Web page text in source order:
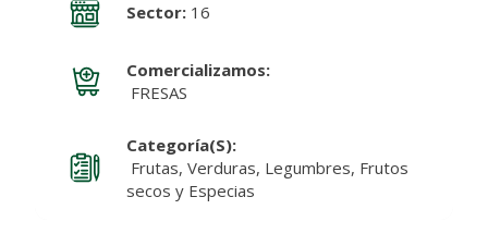
Sector:16
Comercializamos:
FRESAS
Categoría(s):
Frutas, Verduras, Legumbres, Frutos
secos y Especias